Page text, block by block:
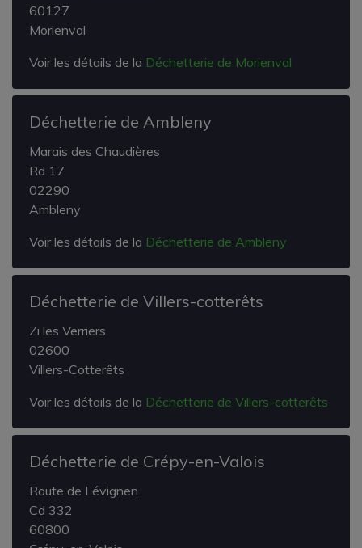
60127
Morienval
Voir les détails de la Déchetterie de Morienval
Déchetterie de Ambleny
Marais des Chaudières
Rd 17
02290
Ambleny
Voir les détails de la Déchetterie de Ambleny
Déchetterie de Villers-cotterêts
Zi les Verriers
02600
Villers-Cotterêts
Voir les détails de la Déchetterie de Villers-cotterêts
Déchetterie de Crépy-en-Valois
Route de Lévignen
Cd 332
60800